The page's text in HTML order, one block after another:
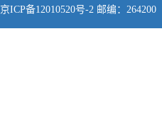
京ICP备12010520号-2 邮编：264200